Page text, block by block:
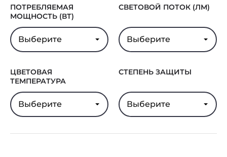
ПОТРЕБЛЯЕМАЯ
МОЩНОСТЬ (ВТ)
Выберите
СВЕТОВОЙ ПОТОК (ЛМ)
Выберите
ЦВЕТОВАЯ
ТЕМПЕРАТУРА
Выберите
СТЕПЕНЬ ЗАЩИТЫ
Выберите